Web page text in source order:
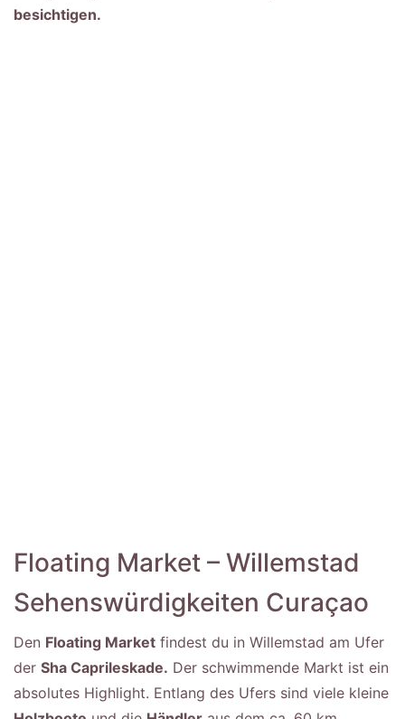
besichtigen.
Floating Market – Willemstad
Sehenswürdigkeiten Curaçao
Den Floating Market findest du in Willemstad am Ufer
der Sha Caprileskade. Der schwimmende Markt ist ein
absolutes Highlight. Entlang des Ufers sind viele kleine